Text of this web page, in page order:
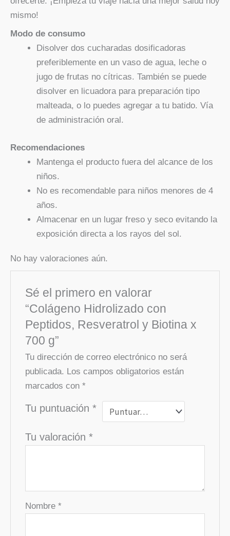
mismo!
Modo de consumo
Disolver dos cucharadas dosificadoras
preferiblemente en un vaso de agua, leche o
jugo de frutas no cítricas. También se puede
disolver en licuadora para preparación tipo
malteada, o lo puedes agregar a tu batido. Vía
de administración oral.
Recomendaciones
Mantenga el producto fuera del alcance de los
niños.
No es recomendable para niños menores de 4
años.
Almacenar en un lugar freso y seco evitando la
exposición directa a los rayos del sol.
No hay valoraciones aún.
Sé el primero en valorar
“Colágeno Hidrolizado con
Peptidos, Resveratrol y Biotina x
700 g”
Tu dirección de correo electrónico no será
publicada. Los campos obligatorios están
marcados con*
Tu puntuación*
Tu valoración*
Nombre*